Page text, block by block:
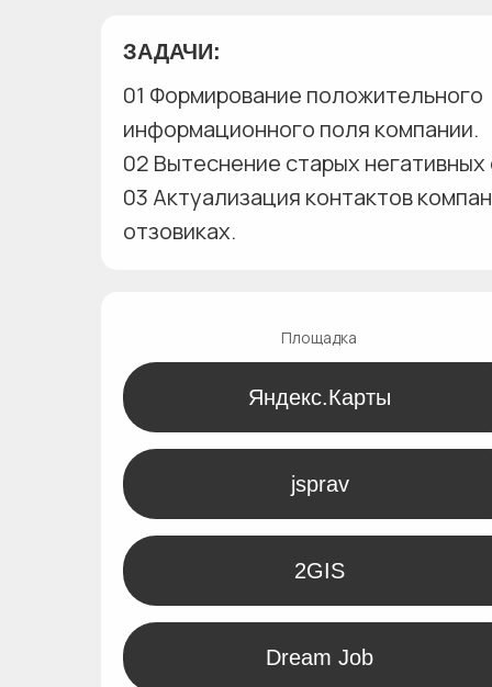
01 Формирование положительного
информационного поля компании.
02 Вытеснение старых негативных
03 Актуализация контактов
отзовиках.
ЗАДАЧИ:
Dream Job
2GIS
jsprav
Яндекс.Карты
Площадка